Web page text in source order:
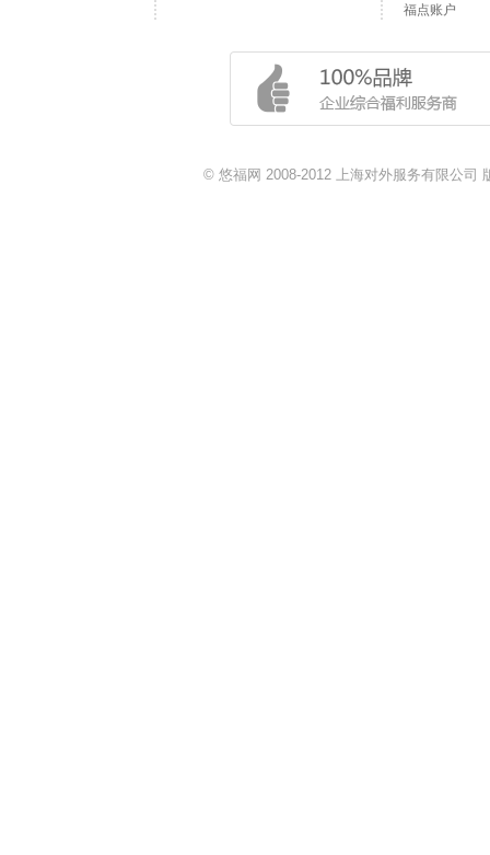
福点账户
© 悠福网 2008-2012 上海对外服务有限公司